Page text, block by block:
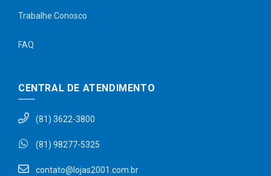
Trabalhe Conosco
FAQ
CENTRAL DE ATENDIMENTO
(81) 3622-3800
(81) 98277-5325
contato@lojas2001.com.br